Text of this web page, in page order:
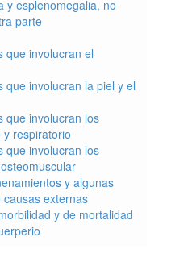
y esplenomegalia, no
parte
que involucran el
que involucran la piel y el
que involucran los
respiratorio
que involucran los
y algunas
externas
y de mortalidad